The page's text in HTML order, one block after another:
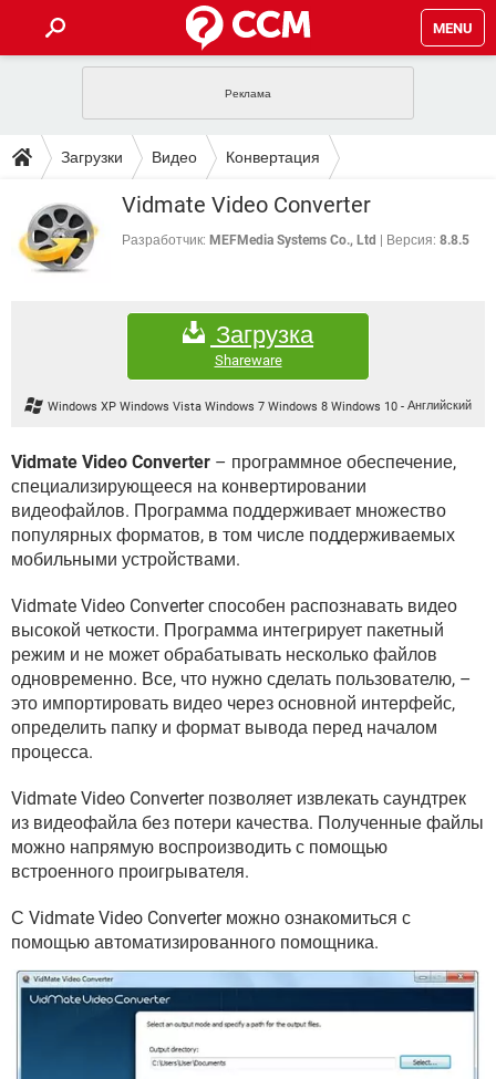
MENU
INSTAGRAM FACEBOOK
ИГРЫ WINDOWS 10
ВКОНТАКТЕ ВИДЕО
GOOGLE
ПОЛЕЗНЫЕ СОВЕТЫ
TIKTOK TELEGRAM
WHATSAPP
FACEBOOK
GOOGLE
TIKTOK TELEGRAM
WHATSAPP
ИГРЫ
ВКОНТАКТЕ
ФОРУМ
INSTAGRAM
ИГРЫ
WINDOWS 10 ВКОНТАКТЕ
YANDEX
ЭНЦИКЛОПЕДИЯ
TELEGRAM
WINDOWS 10 ВКОНТАКТЕ
ВИДЕО
YANDEX
Загрузки Видео Конвертация
Vidmate Video Converter
Разработчик: MEFMedia Systems Co., Ltd Версия: 8.8.5
Загрузка
Shareware
Windows XP Windows Vista Windows 7 Windows 8 Windows 10 - Английский
Vidmate Video Converter – программное обеспечение,
специализирующееся на конвертировании
видеофайлов. Программа поддерживает множество
популярных форматов, в том числе поддерживаемых
мобильными устройствами.
Vidmate Video Converter способен распознавать видео
высокой четкости. Программа интегрирует пакетный
режим и не может обрабатывать несколько файлов
одновременно. Все, что нужно сделать пользователю, –
это импортировать видео через основной интерфейс,
определить папку и формат вывода перед началом
процесса.
Vidmate Video Converter позволяет извлекать саундтрек
из видеофайла без потери качества. Полученные файлы
можно напрямую воспроизводить с помощью
встроенного проигрывателя.
С Vidmate Video Converter можно ознакомиться с
помощью автоматизированного помощника.